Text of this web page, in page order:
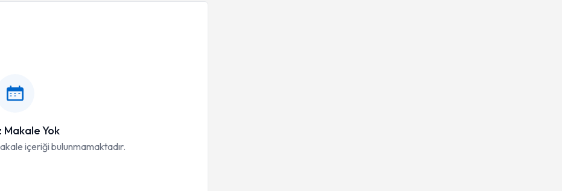
Makale Yok
içeriği bulunmamaktadır.